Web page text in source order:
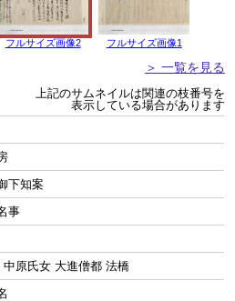
フルサイズ画像2 フルサイズ画像1
＞ 一覧を見る
上記のサムネイルは関連の枝番号を
表示している場合があります
下知案
事
中原氏女 大進僧都 法橋